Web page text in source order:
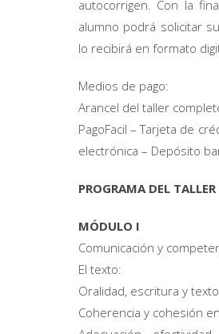
autocorrigen. Con la
alumno podrá solicitar
lo recibirá en formato
Medios de pago:
Arancel del taller
PagoFacil – Tarjeta de
electrónica – Depósito
PROGRAMA DEL TALLER
MÓDULO I
Comunicación y
El texto:
Oralidad, escritura y
Coherencia y cohesión